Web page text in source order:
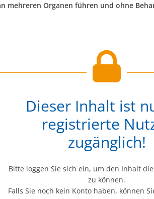
mehreren Organen führen und ohne
Dieser Inhalt ist
registrierte
zugänglich!
Bitte loggen Sie sich ein, um den Inhalt
zu können.
Falls Sie noch kein Konto haben, können